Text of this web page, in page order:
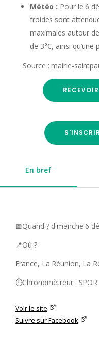
Météo : Pour le 6
froides sont
maximales autour
de 3°C, ainsi
Source : mairie-
En bref
📅Quand ? dimanche 6
📍Où ?
France, La Réunion, La
⏱️Chronomètreur :
Voir le site
Suivre sur Facebook